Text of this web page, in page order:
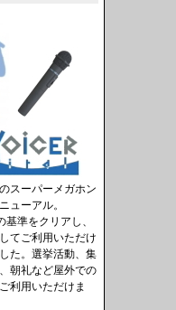
スーパーメガホン
ューアル。
基準をクリアし、
てご利用いただけ
た。選挙活動、集
朝礼など屋外での
利用いただけま